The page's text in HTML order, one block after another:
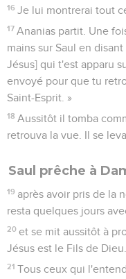
16 Je lui montrerai tout
17 Ananias partit. Une
mains sur Saul en
Jésus] qui t'est apparu
envoyé pour que tu
Saint-Esprit. »
18 Aussitôt il tomba
retrouva la vue. Il se
Saul prêche à
19 après avoir pris de la
resta quelques jours
20 et se mit aussitôt à
Jésus est le Fils de Dieu.
21 Tous ceux qui